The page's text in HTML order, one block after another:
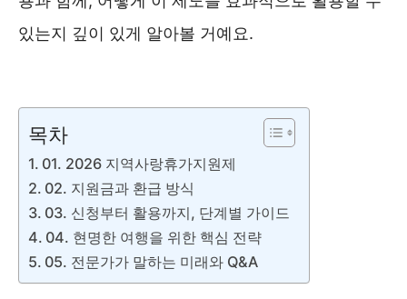
있는지 깊이 있게 알아볼 거예요.
목차
01. 2026 지역사랑휴가지원제
02. 지원금과 환급 방식
03. 신청부터 활용까지, 단계별 가이드
04. 현명한 여행을 위한 핵심 전략
05. 전문가가 말하는 미래와 Q&A